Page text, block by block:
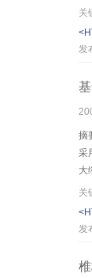
关
发
摘
采
大
关
发